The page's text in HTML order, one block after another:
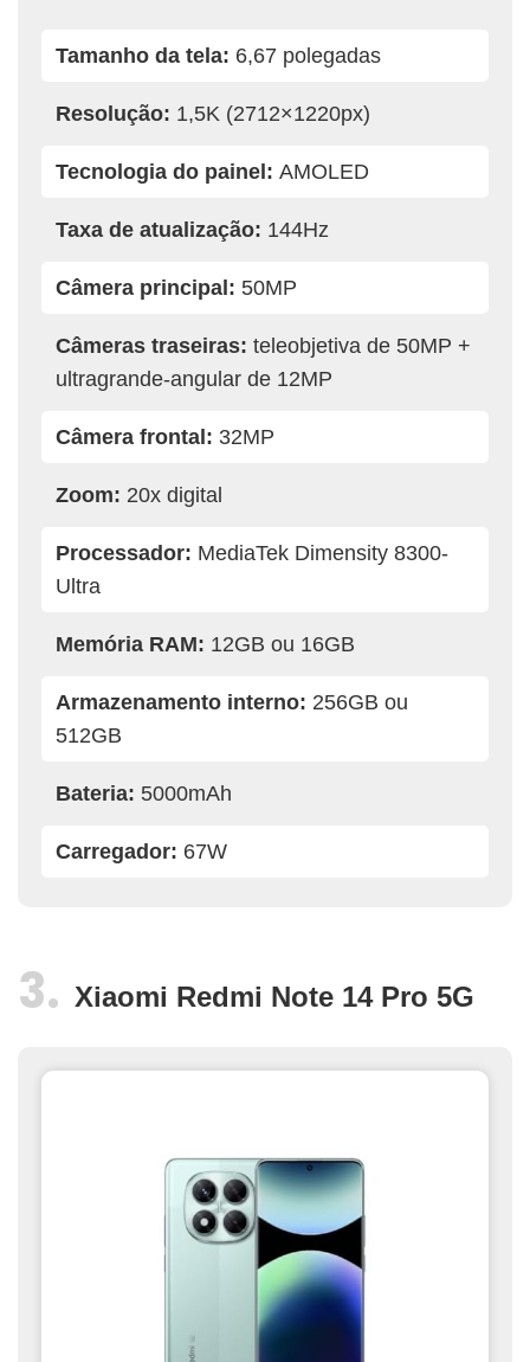
Tamanho da tela: 6,67 polegadas
Resolução: 1,5K (2712×1220px)
Tecnologia do painel: AMOLED
Taxa de atualização: 144Hz
Câmera principal: 50MP
Câmeras traseiras: teleobjetiva de 50MP +
ultragrande-angular de 12MP
Câmera frontal: 32MP
Zoom: 20x digital
Processador: MediaTek Dimensity 8300-
Ultra
Memória RAM: 12GB ou 16GB
Armazenamento interno: 256GB ou
512GB
Bateria: 5000mAh
Carregador: 67W
Xiaomi Redmi Note 14 Pro 5G